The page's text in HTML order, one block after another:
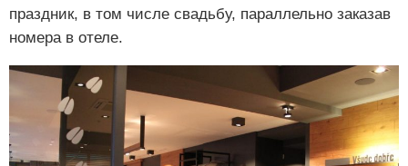
праздник, в том числе свадьбу, параллельно заказав
номера в отеле.